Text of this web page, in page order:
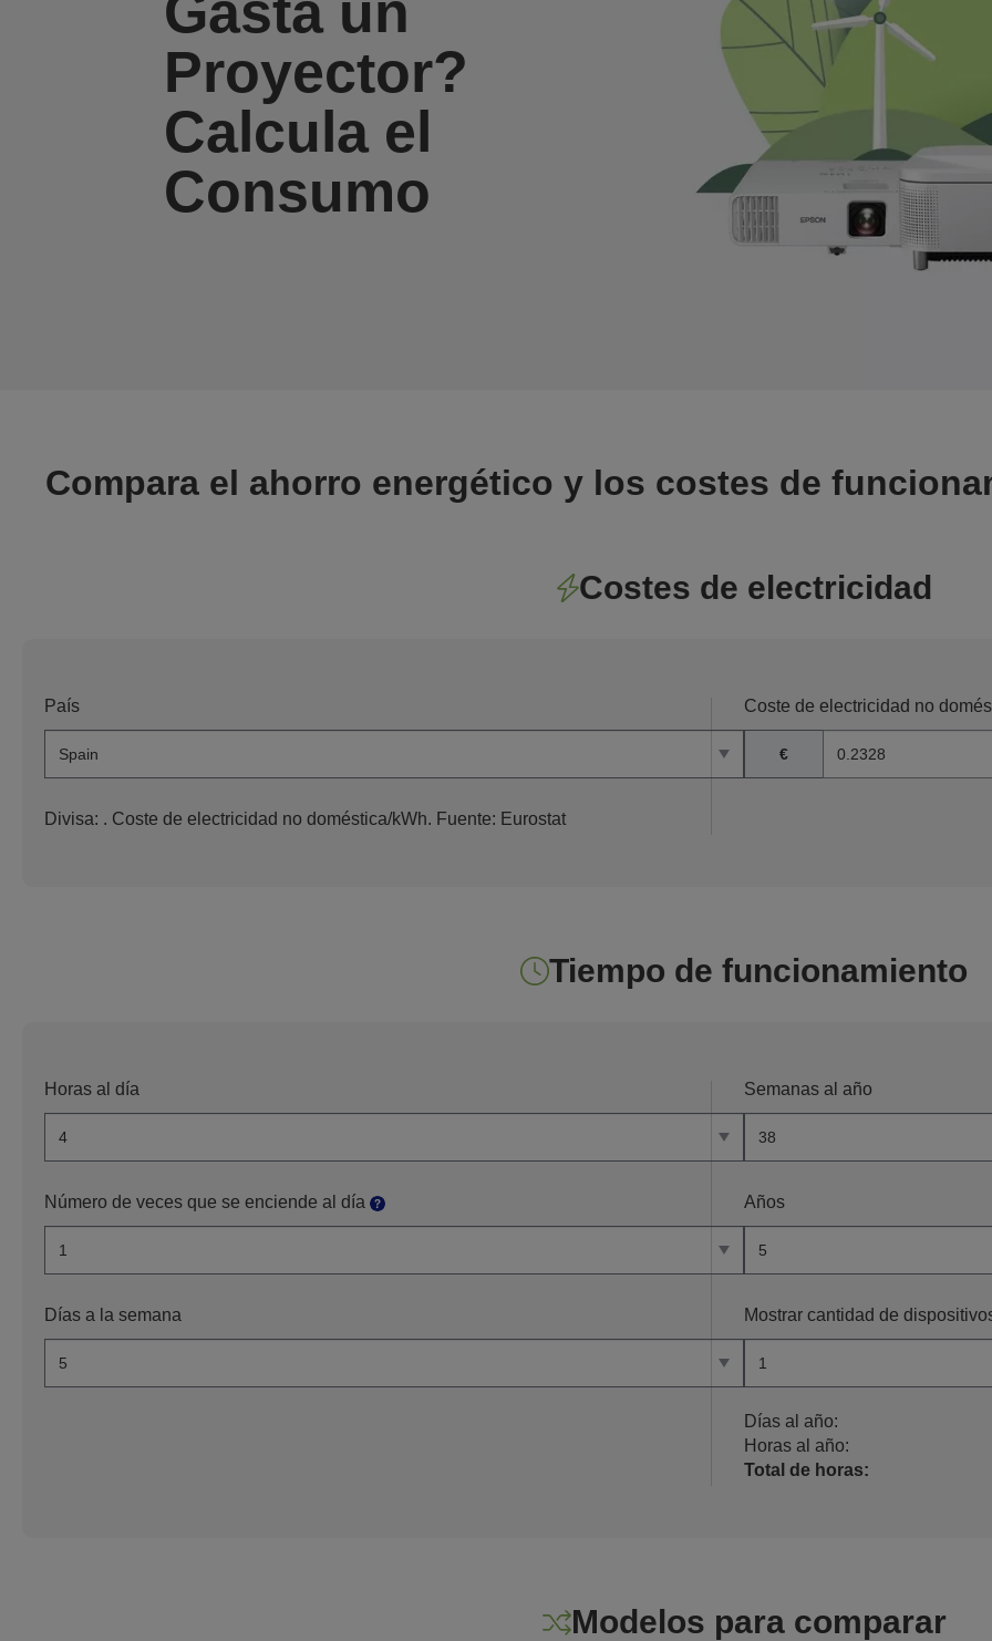
Proyector?
Calcula el
Consumo
Compara el ahorro energético y los costes de
Costes de electricidad
País
Divisa: . Coste de electricidad no doméstica/kWh. Fuente: Eurostat
Coste de electricidad no
€
Tiempo de funcionamiento
Horas al día
Número de veces que se enciende al día
Días a la semana
Semanas al año
Años
Mostrar cantidad de
Días al año:
Horas al año:
Total de horas:
Modelos para comparar